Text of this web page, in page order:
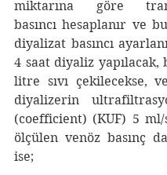
miktarına göre
basıncı hesaplanır ve
diyalizat basıncı
4 saat diyaliz yapılacak,
litre sıvı çekilecekse,
diyalizerin
(coefficient) (KUF) 5 ml/
ölçülen venöz basınç
ise;